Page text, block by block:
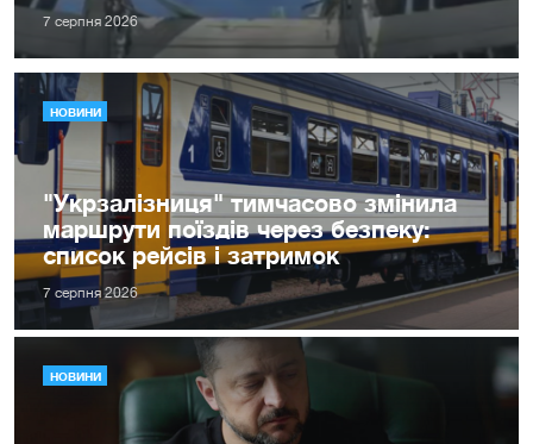
7 серпня 2026
НОВИНИ
"Укрзалізниця" тимчасово змінила
маршрути поїздів через безпеку:
список рейсів і затримок
7 серпня 2026
НОВИНИ